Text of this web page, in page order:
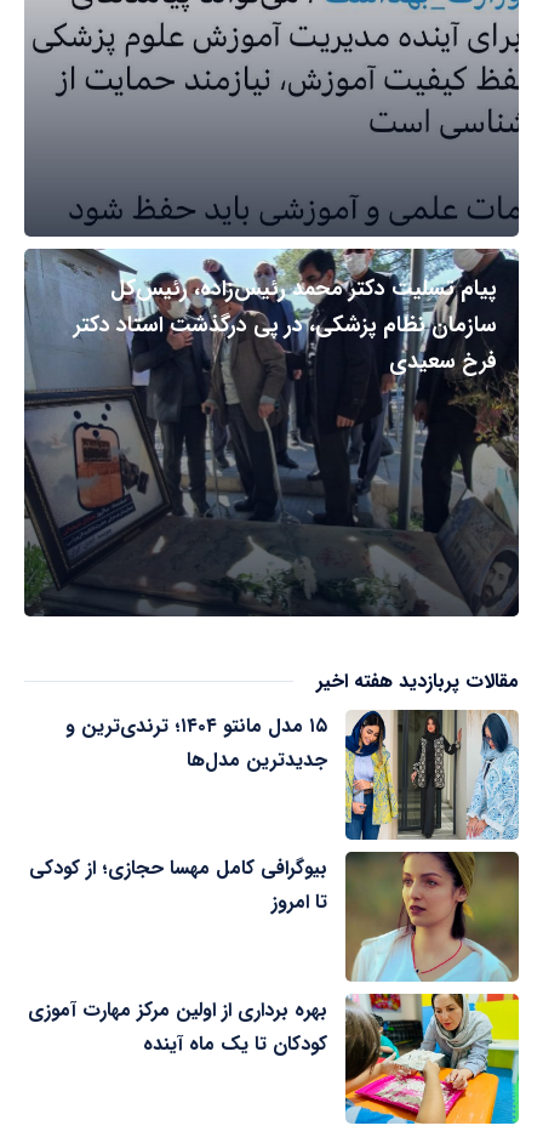
پیام تسلیت دکتر محمد رئیس‌زاده، رئیس‌کل
سازمان نظام پزشکی، در پی درگذشت استاد دکتر
فرخ سعیدی
مقالات پربازدید هفته اخیر
۱۵ مدل مانتو ۱۴۰۴؛ ترندی‌ترین و
جدیدترین مدل‌ها
بیوگرافی کامل مهسا حجازی؛ از کودکی
تا امروز
بهره برداری از اولین مرکز مهارت آموزی
کودکان تا یک ماه آینده